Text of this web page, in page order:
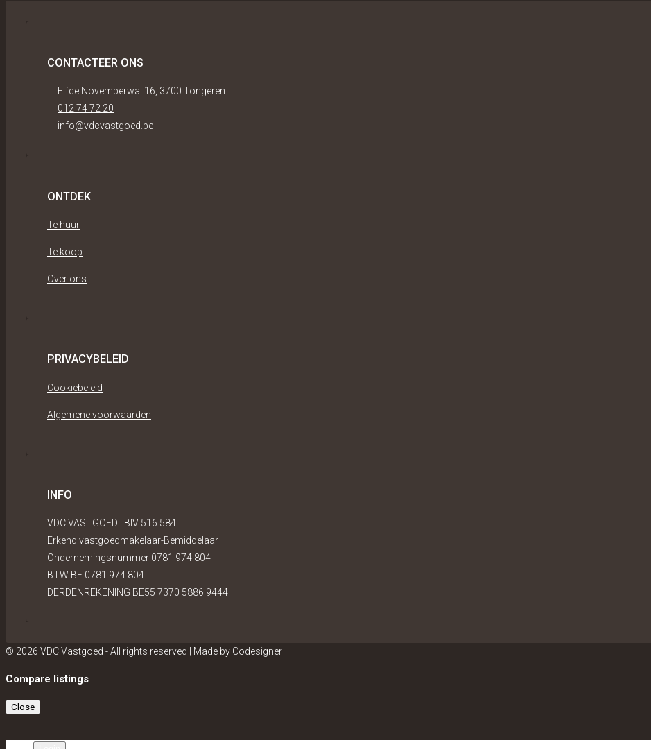
CONTACTEER ONS
Elfde Novemberwal 16, 3700 Tongeren
012 74 72 20
info@vdcvastgoed.be
ONTDEK
Te huur
Te koop
Over ons
PRIVACYBELEID
Cookiebeleid
Algemene voorwaarden
INFO
VDC VASTGOED | BIV 516 584
Erkend vastgoedmakelaar-Bemiddelaar
Ondernemingsnummer 0781 974 804
BTW BE 0781 974 804
DERDENREKENING BE55 7370 5886 9444
© 2026 VDC Vastgoed - All rights reserved | Made by Codesigner
Compare listings
Close